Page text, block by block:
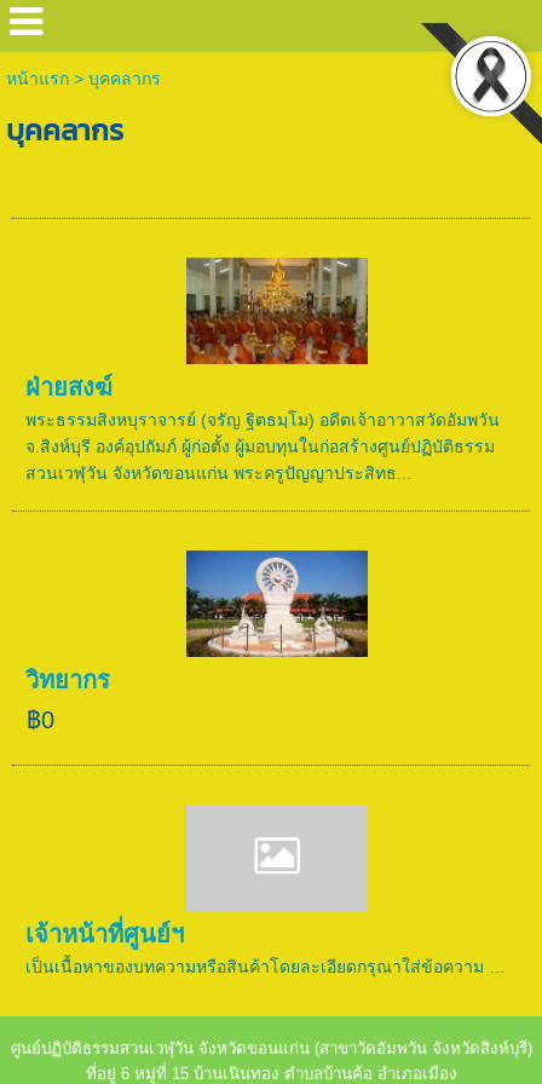
หน้าแรก > บุคคลากร
บุคคลากร
ฝ่ายสงฆ์
พระธรรมสิงหบุราจารย์ (จรัญ ฐิตธมฺโม) อดีตเจ้าอาวาสวัดอัมพวัน
จ.สิงห์บุรี องค์อุปถัมภ์ ผู้ก่อตั้ง ผู้มอบทุนในก่อสร้างศูนย์ปฏิบัติธรรม
สวนเวฬุวัน จังหวัดขอนแก่น พระครูปัญญาประสิทธ...
วิทยากร
฿0
เจ้าหน้าที่ศูนย์ฯ
เป็นเนื้อหาของบทความหรือสินค้าโดยละเอียดกรุณาใส่ข้อความ …
ศูนย์ปฏิบัติธรรมสวนเวฬุวัน จังหวัดขอนแก่น (สาขาวัดอัมพวัน จังหวัดสิงห์บุรี)
ที่อยู่ 6 หมู่ที่ 15 บ้านเนินทอง ตำบลบ้านค้อ อำเภอเมือง